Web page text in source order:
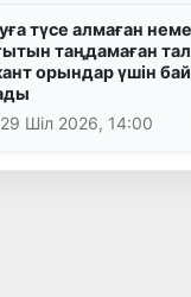
түсе алмаған
таңдамаған
орындар үшін
29 Шіл 2026, 14:00